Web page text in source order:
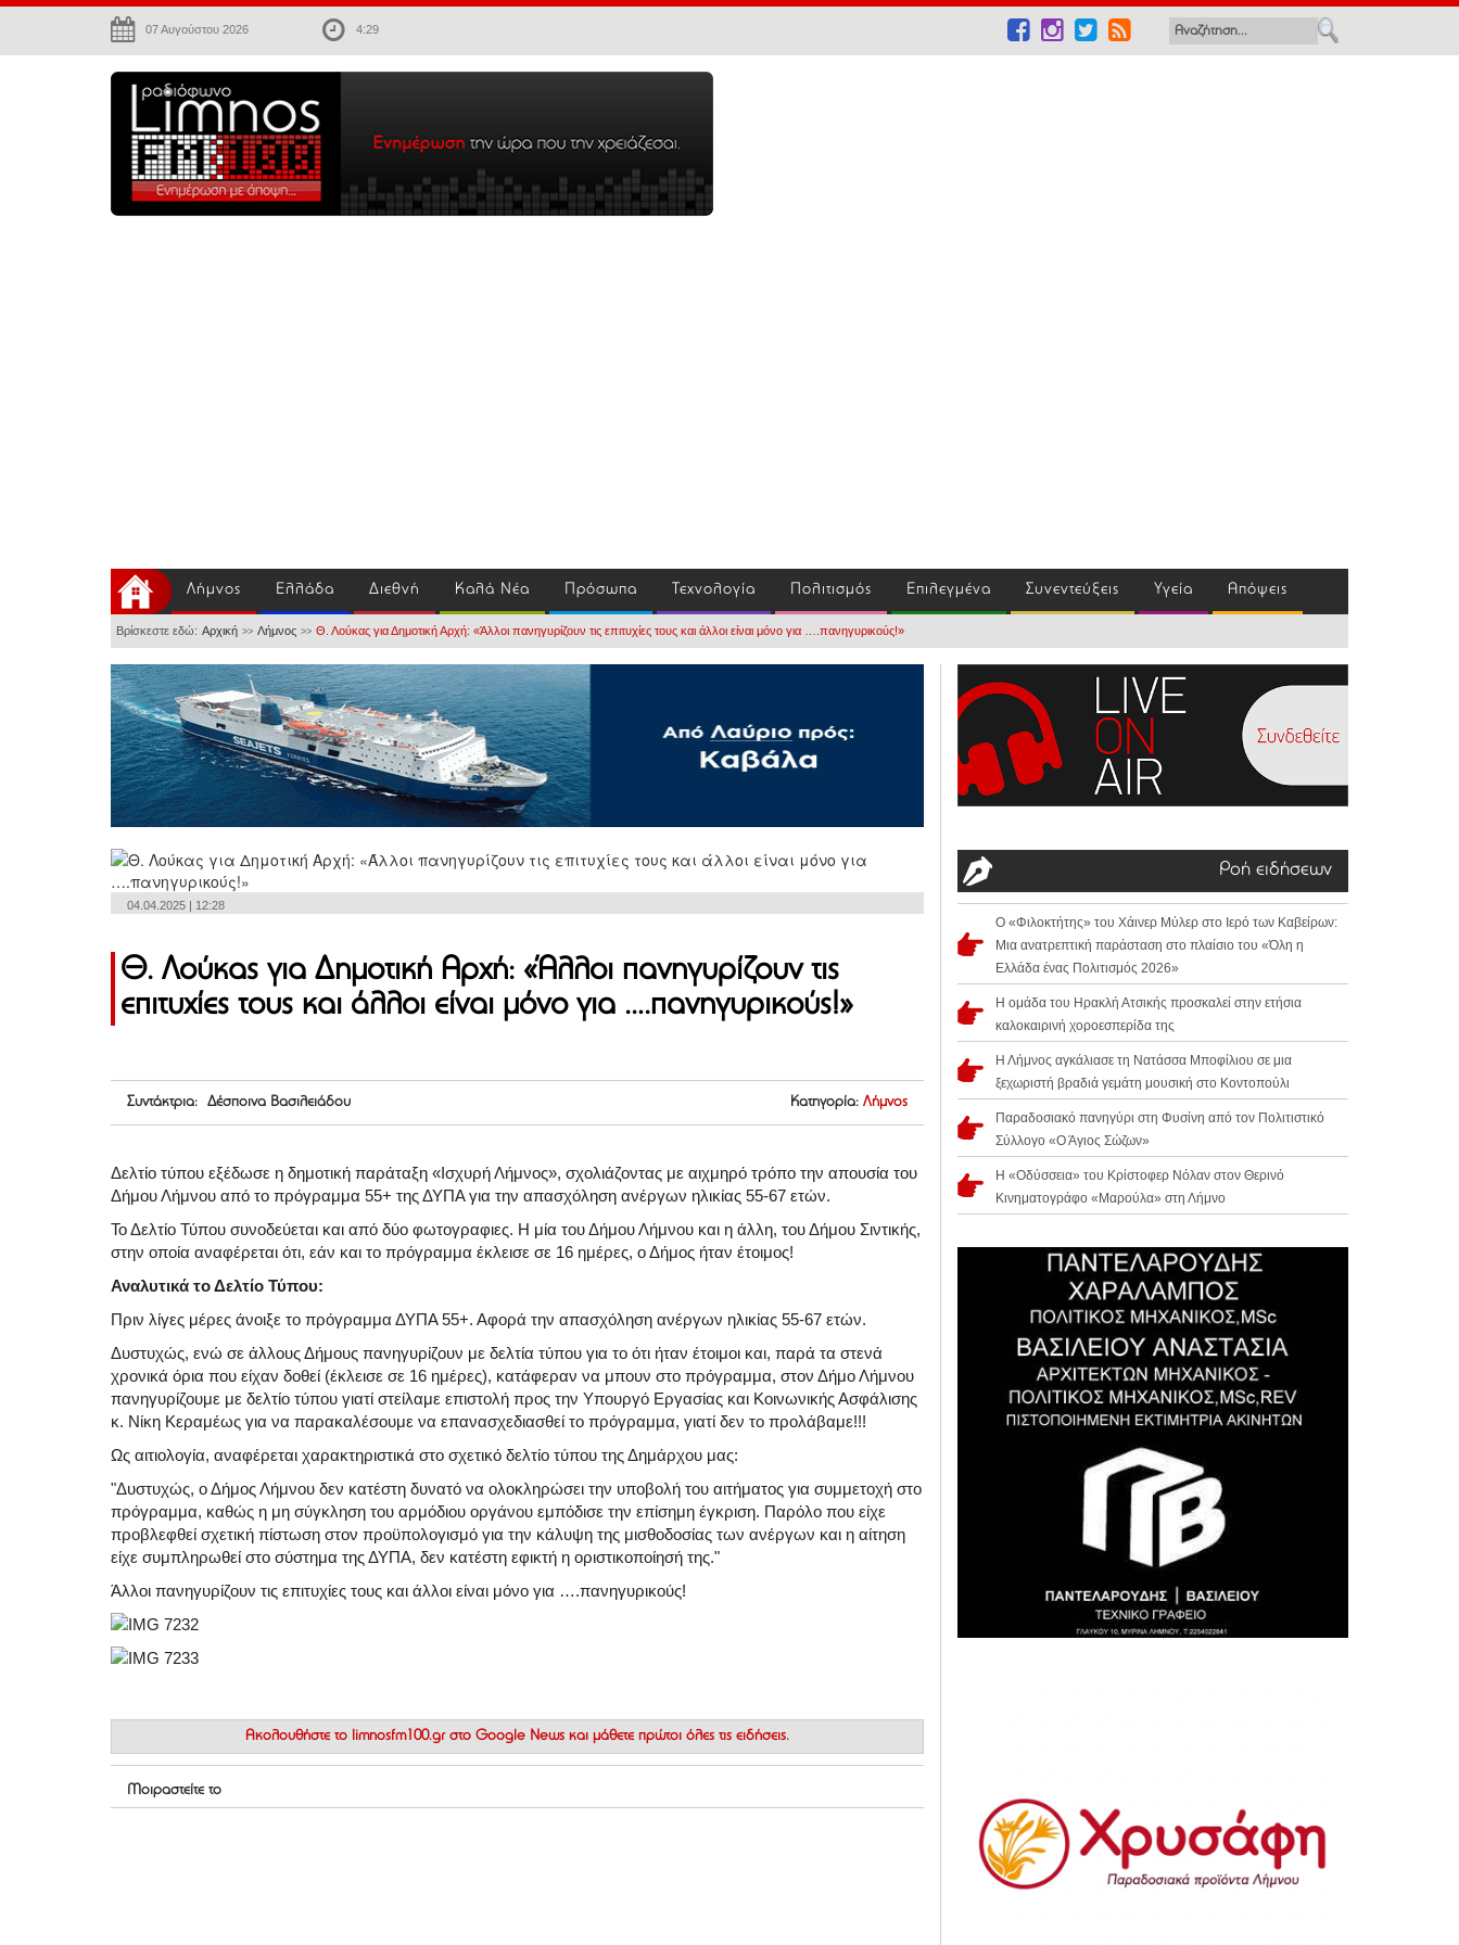
07 Αυγούστου 2026 4:29
Λήμνος Ελλάδα Διεθνή Καλά Νέα Πρόσωπα Τεχνολογία Πολιτισμός Επιλεγμένα Συνεντεύξεις Υγεία Απόψεις
Βρίσκεστε εδώ: Αρχική >> Λήμνος >> Θ. Λούκας για Δημοτική Αρχή: «Άλλοι πανηγυρίζουν τις επιτυχίες τους και άλλοι είναι μόνο για ….πανηγυρικούς!»
04.04.2025 | 12:28
Θ. Λούκας για Δημοτική Αρχή: «Άλλοι πανηγυρίζουν τις
επιτυχίες τους και άλλοι είναι μόνο για ….πανηγυρικούς!»
Συντάκτρια: Δέσποινα Βασιλειάδου Κατηγορία: Λήμνος
Δελτίο τύπου εξέδωσε η δημοτική παράταξη «Ισχυρή Λήμνος», σχολιάζοντας με αιχμηρό τρόπο την απουσία του
Δήμου Λήμνου από το πρόγραμμα 55+ της ΔΥΠΑ για την απασχόληση ανέργων ηλικίας 55-67 ετών.
Το Δελτίο Τύπου συνοδεύεται και από δύο φωτογραφιες. Η μία του Δήμου Λήμνου και η άλλη, του Δήμου Σιντικής,
στην οποία αναφέρεται ότι, εάν και το πρόγραμμα έκλεισε σε 16 ημέρες, ο Δήμος ήταν έτοιμος!
Αναλυτικά το Δελτίο Τύπου:
Πριν λίγες μέρες άνοιξε το πρόγραμμα ΔΥΠΑ 55+. Αφορά την απασχόληση ανέργων ηλικίας 55-67 ετών.
Δυστυχώς, ενώ σε άλλους Δήμους πανηγυρίζουν με δελτία τύπου για το ότι ήταν έτοιμοι και, παρά τα στενά
χρονικά όρια που είχαν δοθεί (έκλεισε σε 16 ημέρες), κατάφεραν να μπουν στο πρόγραμμα, στον Δήμο Λήμνου
πανηγυρίζουμε με δελτίο τύπου γιατί στείλαμε επιστολή προς την Υπουργό Εργασίας και Κοινωνικής Ασφάλισης
κ. Νίκη Κεραμέως για να παρακαλέσουμε να επανασχεδιασθεί το πρόγραμμα, γιατί δεν το προλάβαμε!!!
Ως αιτιολογία, αναφέρεται χαρακτηριστικά στο σχετικό δελτίο τύπου της Δημάρχου μας:
"Δυστυχώς, ο Δήμος Λήμνου δεν κατέστη δυνατό να ολοκληρώσει την υποβολή του αιτήματος για συμμετοχή στο
πρόγραμμα, καθώς η μη σύγκληση του αρμόδιου οργάνου εμπόδισε την επίσημη έγκριση. Παρόλο που είχε
προβλεφθεί σχετική πίστωση στον προϋπολογισμό για την κάλυψη της μισθοδοσίας των ανέργων και η αίτηση
είχε συμπληρωθεί στο σύστημα της ΔΥΠΑ, δεν κατέστη εφικτή η οριστικοποίησή της."
Άλλοι πανηγυρίζουν τις επιτυχίες τους και άλλοι είναι μόνο για ….πανηγυρικούς!
Ακολουθήστε το limnosfm100.gr στο Google News και μάθετε πρώτοι όλες τις ειδήσεις.
Μοιραστείτε το
Ροή ειδήσεων
Ο «Φιλοκτήτης» του Χάινερ Μύλερ στο Ιερό των Καβείρων:
Μια ανατρεπτική παράσταση στο πλαίσιο του «Όλη η
Ελλάδα ένας Πολιτισμός 2026»
Η ομάδα του Ηρακλή Ατσικής προσκαλεί στην ετήσια
καλοκαιρινή χοροεσπερίδα της
Η Λήμνος αγκάλιασε τη Νατάσσα Μποφίλιου σε μια
ξεχωριστή βραδιά γεμάτη μουσική στο Κοντοπούλι
Παραδοσιακό πανηγύρι στη Φυσίνη από τον Πολιτιστικό
Σύλλογο «Ο Άγιος Σώζων»
Η «Οδύσσεια» του Κρίστοφερ Νόλαν στον Θερινό
Κινηματογράφο «Μαρούλα» στη Λήμνο